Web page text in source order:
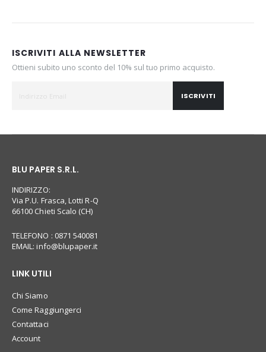
ISCRIVITI ALLA NEWSLETTER
Ottieni subito uno sconto del 10% sul tuo primo acquisto.
ISCRIVITI
BLU PAPER S.R.L.
INDIRIZZO:
Via P.U. Frasca, Lotti R-Q
66100 Chieti Scalo (CH)
TELEFONO : 0871 540081
EMAIL:info@blupaper.it
LINK UTILI
Chi Siamo
Come Raggiungerci
Contattaci
Account